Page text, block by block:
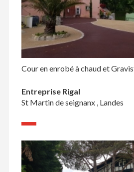
Cour en enrobé à chaud et
Entreprise Rigal
St Martin de seignanx , Landes